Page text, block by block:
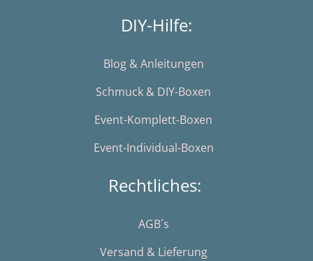
DIY-Hilfe:
Blog & Anleitungen
Schmuck & DIY-Boxen
Event-Komplett-Boxen
Event-Individual-Boxen
Rechtliches:
AGB´s
Versand & Lieferung